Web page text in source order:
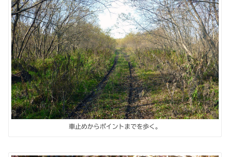
車止めからポイントまでを歩く。